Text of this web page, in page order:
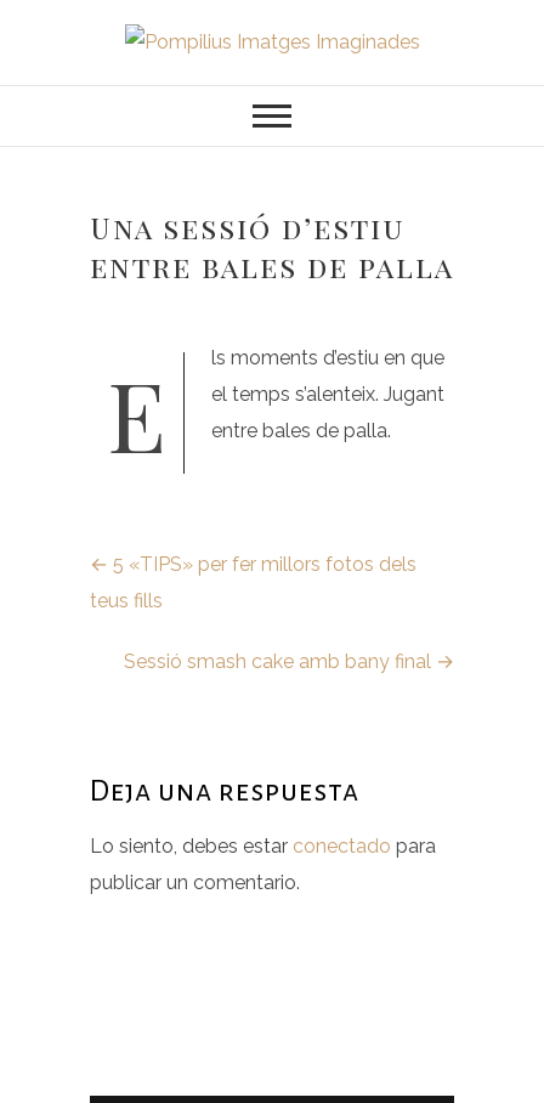
contenido
Pompilius
Imatges
Imaginades
Una sessió d’estiu
entre bales de palla
Els moments d’estiu en que
el temps s’alenteix. Jugant
entre bales de palla.
← 5 «TIPS» per fer millors fotos dels
teus fills
Sessió smash cake amb bany final →
Deja una respuesta
Lo siento, debes estar conectado para
publicar un comentario.